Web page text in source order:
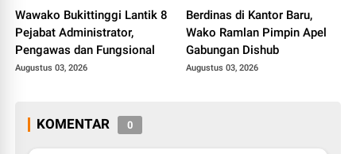
Wawako Bukittinggi Lantik 8
Pejabat Administrator,
Pengawas dan Fungsional
Augustus 03, 2026
Berdinas di Kantor Baru,
Wako Ramlan Pimpin Apel
Gabungan Dishub
Augustus 03, 2026
KOMENTAR 0